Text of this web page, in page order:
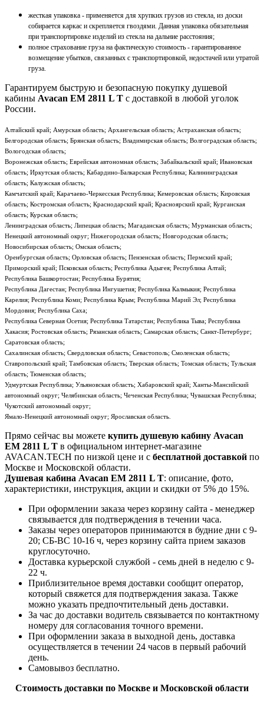
жесткая упаковка - применяется для хрупких грузов из стекла, из доски
собирается каркас и скрепляется гвоздями. Данная упаковка обязательная
при транспортировке изделий из стекла на дальние расстояния;
полное страхование груза на фактическую стоимость - гарантированное
возмещение убытков, связанных с транспортировкой, недостачей или утратой
груза.
Гарантируем быструю и безопасную покупку душевой
кабины Avacan EM 2811 L T с доставкой в любой уголок
России.
Алтайский край; Амурская область; Архангельская область; Астраханская область;
Белгородская область; Брянская область; Владимирская область; Волгоградская область;
Вологодская область;
Воронежская область; Еврейская автономная область; Забайкальский край; Ивановская
область; Иркутская область; Кабардино-Балкарская Республика; Калининградская
область; Калужская область;
Камчатский край; Карачаево-Черкесская Республика; Кемеровская область; Кировская
область; Костромская область; Краснодарский край; Красноярский край; Курганская
область; Курская область;
Ленинградская область; Липецкая область; Магаданская область; Мурманская область;
Ненецкий автономный округ; Нижегородская область; Новгородская область;
Новосибирская область; Омская область;
Оренбургская область; Орловская область; Пензенская область; Пермский край;
Приморский край; Псковская область; Республика Адыгея; Республика Алтай;
Республика Башкортостан; Республика Бурятия;
Республика Дагестан; Республика Ингушетия; Республика Калмыкия; Республика
Карелия; Республика Коми; Республика Крым; Республика Марий Эл; Республика
Мордовия; Республика Саха;
Республика Северная Осетия; Республика Татарстан; Республика Тыва; Республика
Хакасия; Ростовская область; Рязанская область; Самарская область; Санкт-Петербург;
Саратовская область;
Сахалинская область; Свердловская область; Севастополь; Смоленская область;
Ставропольский край; Тамбовская область; Тверская область; Томская область; Тульская
область; Тюменская область;
Удмуртская Республика; Ульяновская область; Хабаровский край; Ханты-Мансийский
автономный округ; Челябинская область; Чеченская Республика; Чувашская Республика;
Чукотский автономный округ;
Ямало-Ненецкий автономный округ; Ярославская область.
Прямо сейчас вы можете купить душевую кабину Avacan
EM 2811 L T в официальном интернет-магазине
AVACAN.TECH по низкой цене и с бесплатной доставкой по
Москве и Московской области.
Душевая кабина Avacan EM 2811 L T: описание, фото,
характеристики, инструкция, акции и скидки от 5% до 15%.
При оформлении заказа через корзину сайта - менеджер
связывается для подтверждения в течении часа.
Заказы через операторов принимаются в будние дни с 9-
20; СБ-ВС 10-16 ч, через корзину сайта прием заказов
круглосуточно.
Доставка курьерской службой - семь дней в неделю с 9-
22 ч.
Приблизительное время доставки сообщит оператор,
который свяжется для подтверждения заказа. Также
можно указать предпочтительный день доставки.
За час до доставки водитель связывается по контактному
номеру для согласования точного времени.
При оформлении заказа в выходной день, доставка
осуществляется в течении 24 часов в первый рабочий
день.
Самовывоз бесплатно.
Стоимость доставки по Москве и Московской области